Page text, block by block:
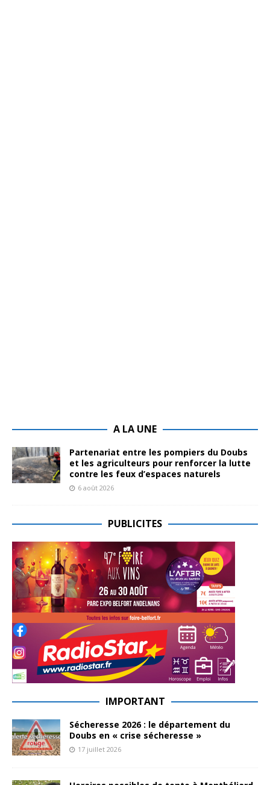
A LA UNE
Partenariat entre les pompiers du Doubs
et les agriculteurs pour renforcer la lutte
contre les feux d’espaces naturels
6 août 2026
PUBLICITES
IMPORTANT
Sécheresse 2026 : le département du
Doubs en « crise sécheresse »
17 juillet 2026